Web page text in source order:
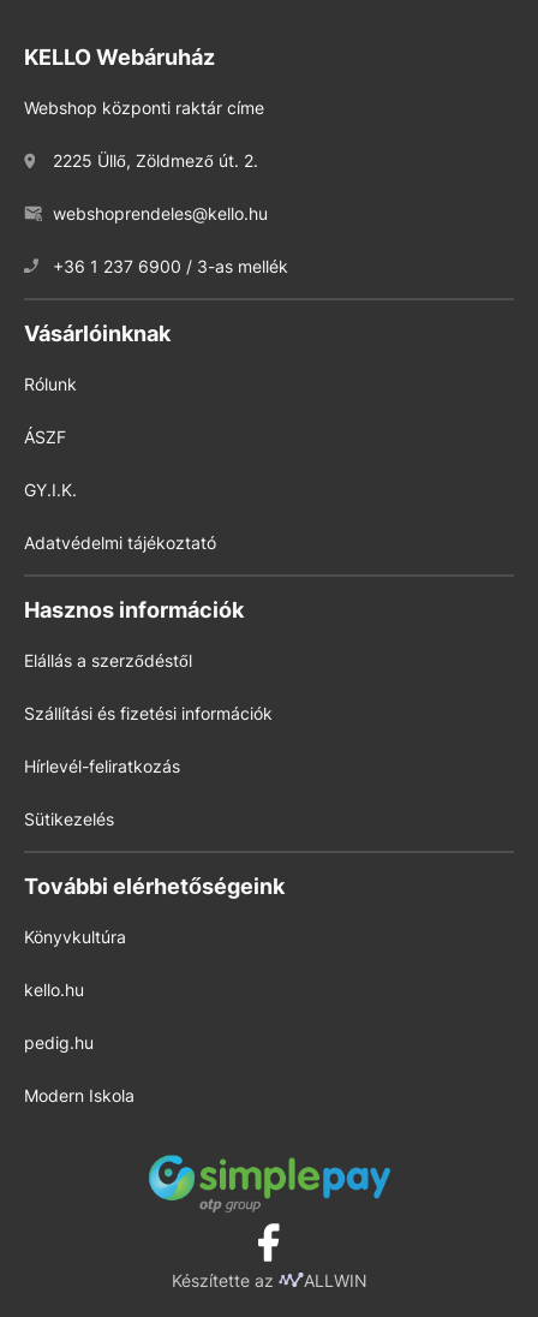
KELLO Webáruház
Webshop központi raktár címe
2225 Üllő, Zöldmező út. 2.
webshoprendeles@kello.hu
+36 1 237 6900 / 3-as mellék
Vásárlóinknak
Rólunk
ÁSZF
GY.I.K.
Adatvédelmi tájékoztató
Hasznos információk
Elállás a szerződéstől
Szállítási és fizetési információk
Hírlevél-feliratkozás
Sütikezelés
További elérhetőségeink
Könyvkultúra
kello.hu
pedig.hu
Modern Iskola
Készítette az ALLWIN